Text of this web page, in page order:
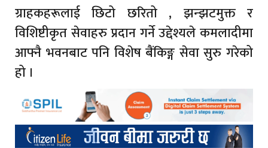
ग्राहकहरूलाई छिटो छरितो , झन्झटमुक्त र
विशिष्टीकृत सेवाहरु प्रदान गर्ने उद्देश्यले कमलादीमा
आफ्नै भवनबाट पनि विशेष बैंकिङ्ग सेवा सुरु गरेको
हो ।